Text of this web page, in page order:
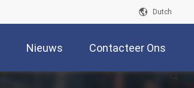
Dutch
Nieuws Contacteer Ons